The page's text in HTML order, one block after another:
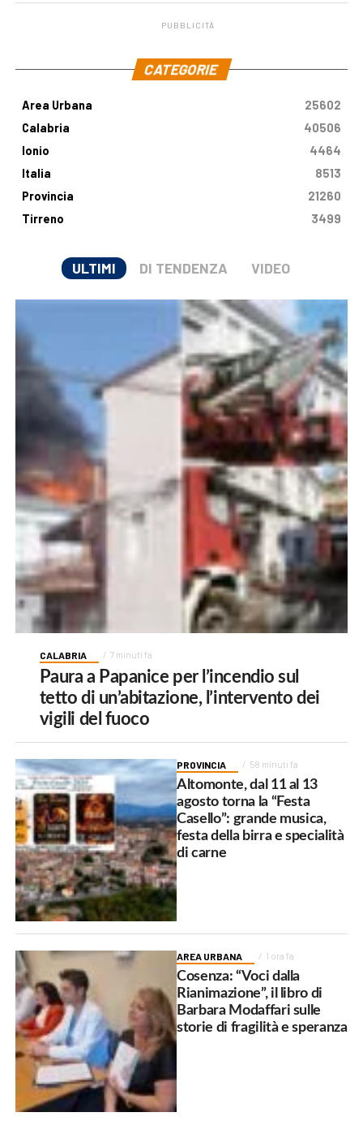
PUBBLICITÀ
CATEGORIE
Area Urbana
25602
Calabria
40506
Ionio
4464
Italia
8513
Provincia
21260
Tirreno
3499
ULTIMI DI TENDENZA VIDEO
CALABRIA 7 minuti fa
Paura a Papanice per l’incendio sul
tetto di un’abitazione, l’intervento dei
vigili del fuoco
PROVINCIA 58 minuti fa
Altomonte, dal 11 al 13
agosto torna la “Festa
Casello”: grande musica,
festa della birra e specialità
di carne
AREA URBANA 1 ora fa
Cosenza: “Voci dalla
Rianimazione”, il libro di
Barbara Modaffari sulle
storie di fragilità e speranza